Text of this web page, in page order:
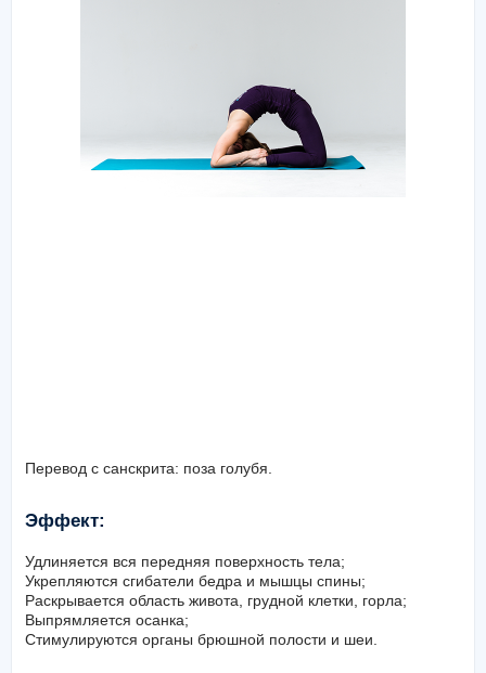
Перевод с санскрита: поза голубя.
Эффект:
Удлиняется вся передняя поверхность тела;
Укрепляются сгибатели бедра и мышцы спины;
Раскрывается область живота, грудной клетки, горла;
Выпрямляется осанка;
Стимулируются органы брюшной полости и шеи.